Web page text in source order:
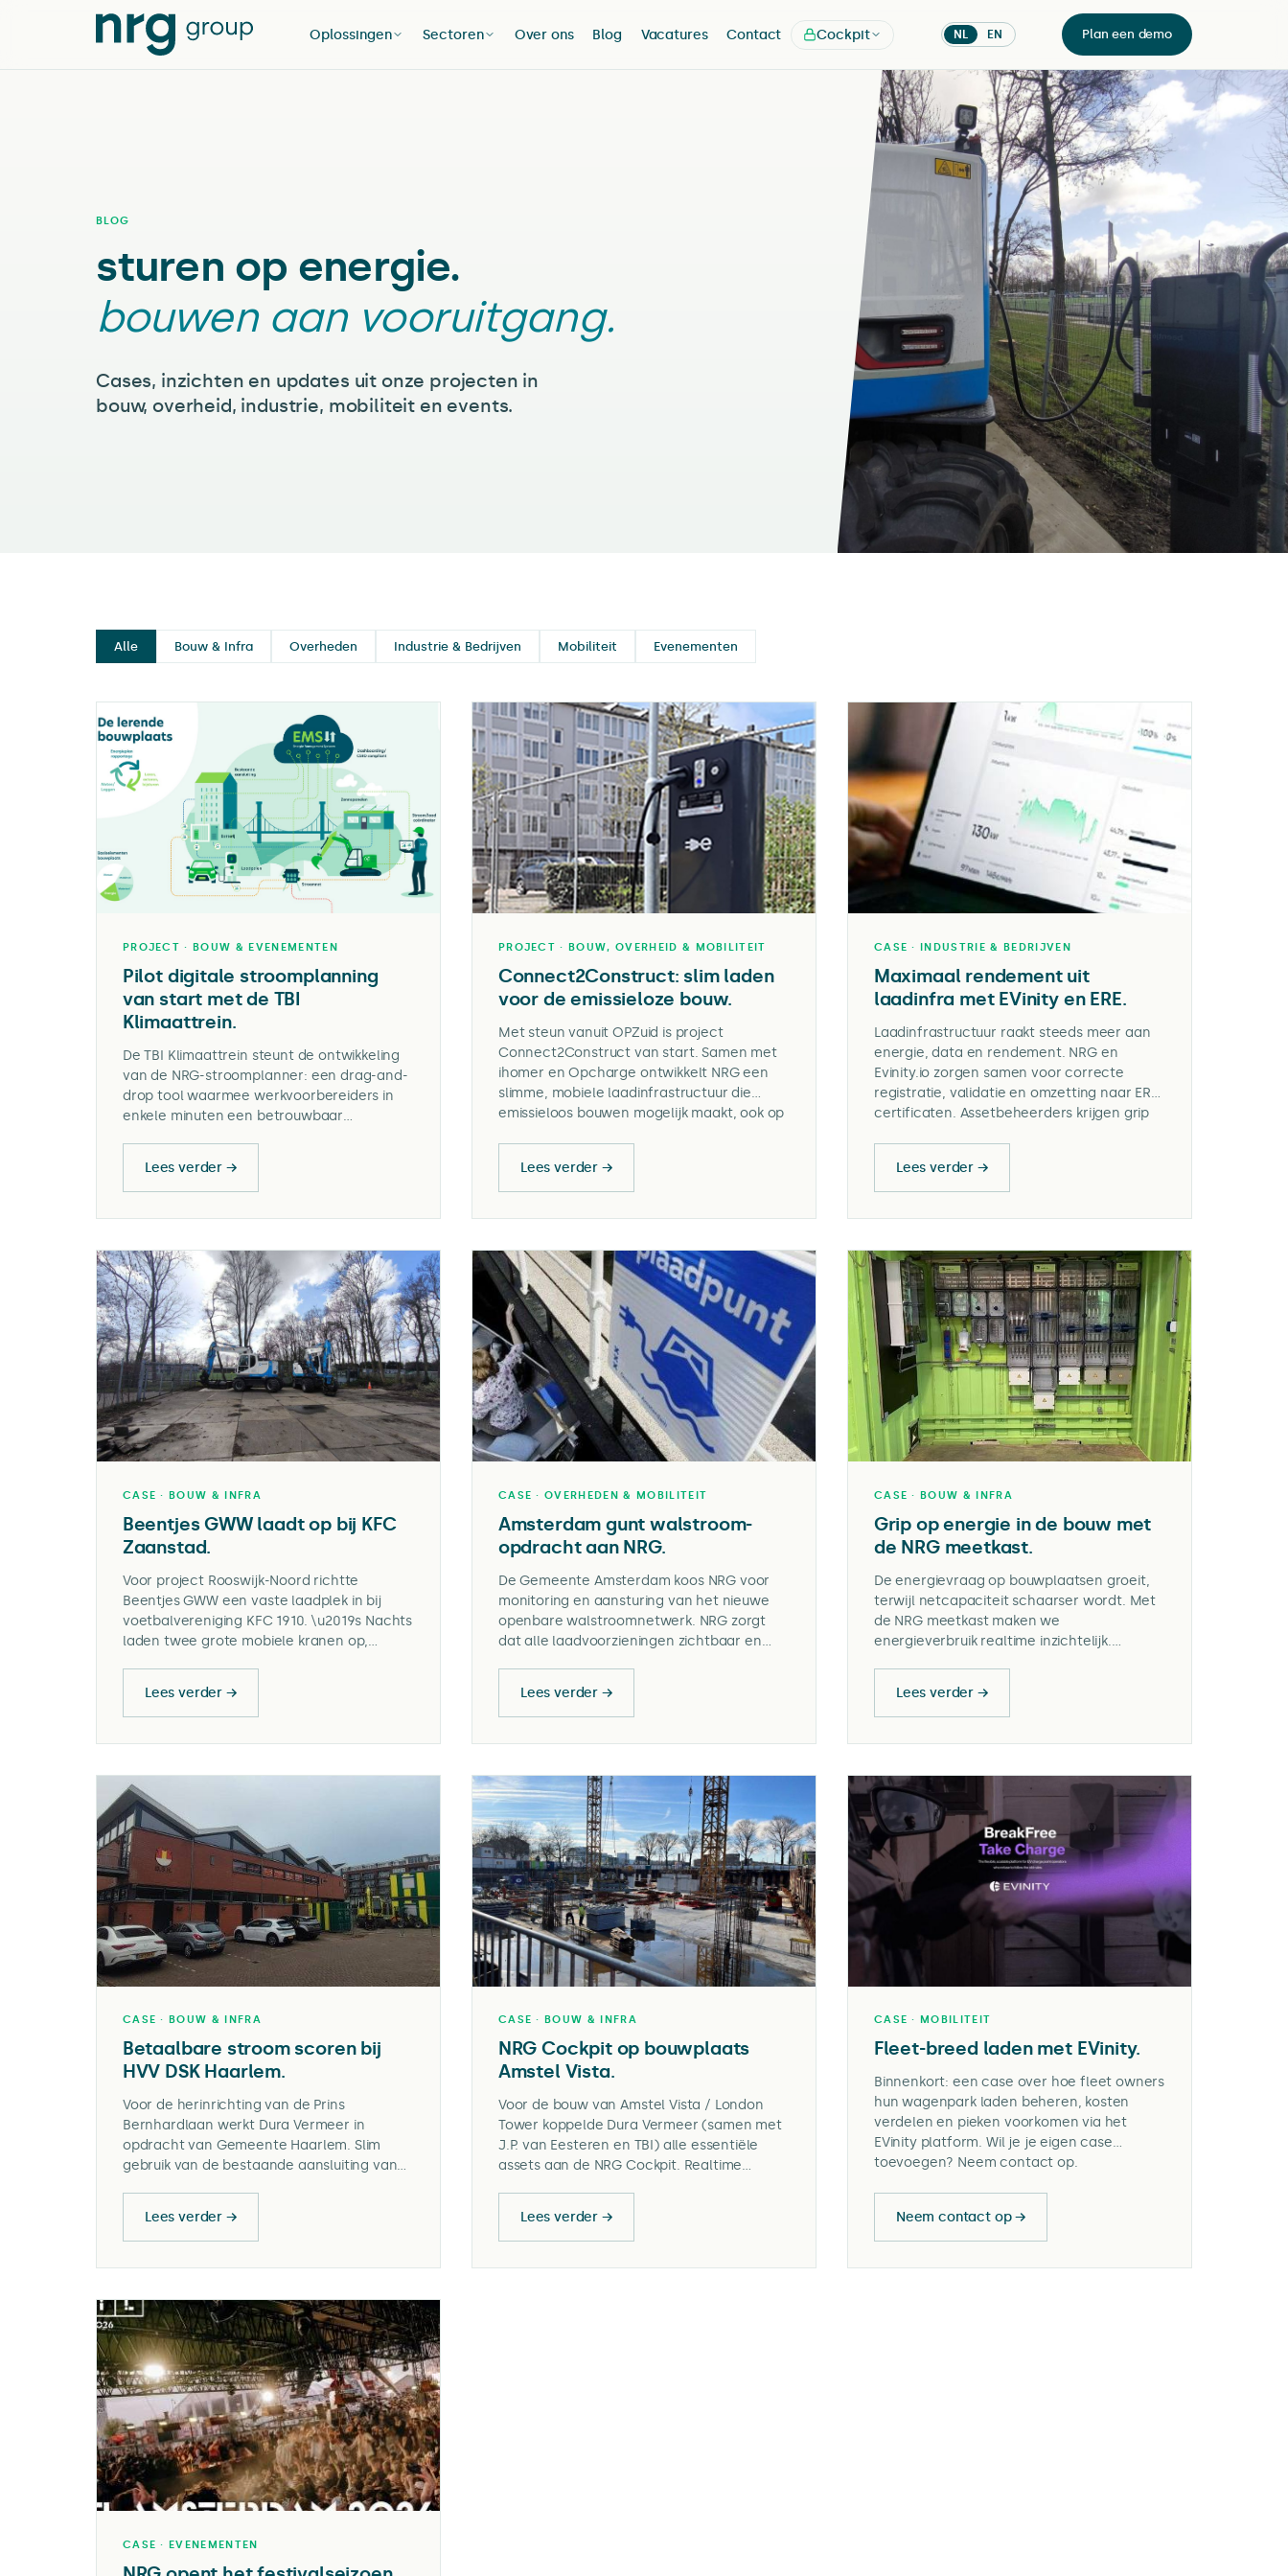
Oplossingen Sectoren Over ons Blog Vacatures Contact Cockpit NL EN Plan een demo
BLOG
sturen op energie.
bouwen aan vooruitgang.
Cases, inzichten en updates uit onze projecten in
bouw, overheid, industrie, mobiliteit en events.
Alle Bouw & Infra Overheden Industrie & Bedrijven Mobiliteit Evenementen
PROJECT · BOUW & EVENEMENTEN
Pilot digitale stroomplanning
van start met de TBI
Klimaattrein.
De TBI Klimaattrein steunt de ontwikkeling
van de NRG-stroomplanner: een drag-and-
drop tool waarmee werkvoorbereiders in
enkele minuten een betrouwbaar
bidirectioneel laden en voorkomt
overdimensionering. In augustus 2026 wordt
de tool gevalideerd op festival Into The
meetdata uit een dynamisch
energiesysteem.
Lees verder →
PROJECT · BOUW, OVERHEID & MOBILITEIT
Connect2Construct: slim laden
voor de emissieloze bouw.
Met steun vanuit OPZuid is project
Connect2Construct van start. Samen met
ihomer en Opcharge ontwikkelt NRG een
slimme, mobiele laadinfrastructuur die
emissieloos bouwen mogelijk maakt, ook op
living labs in Zuid-Nederland.
Lees verder →
CASE · INDUSTRIE & BEDRIJVEN
Maximaal rendement uit
laadinfra met EVinity en ERE.
Laadinfrastructuur raakt steeds meer aan
energie, data en rendement. NRG en
Evinity.io zorgen samen voor correcte
registratie, validatie en omzetting naar ERE-
certificaten. Assetbeheerders krijgen grip
Lees verder →
CASE · BOUW & INFRA
Beentjes GWW laadt op bij KFC
Zaanstad.
Voor project Rooswijk-Noord richtte
Beentjes GWW een vaste laadplek in bij
voetbalvereniging KFC 1910. \u2019s Nachts
laden twee grote mobiele kranen op,
en levert KFC financieel voordeel op.
Lees verder →
CASE · OVERHEDEN & MOBILITEIT
Amsterdam gunt walstroom-
opdracht aan NRG.
De Gemeente Amsterdam koos NRG voor
monitoring en aansturing van het nieuwe
openbare walstroomnetwerk. NRG zorgt
dat alle laadvoorzieningen zichtbaar en
Amsterdam app.
Lees verder →
CASE · BOUW & INFRA
Grip op energie in de bouw met
de NRG meetkast.
De energievraag op bouwplaatsen groeit,
terwijl netcapaciteit schaarser wordt. Met
de NRG meetkast maken we
energieverbruik realtime inzichtelijk.
van zero-emissie materieel.
Lees verder →
CASE · BOUW & INFRA
Betaalbare stroom scoren bij
HVV DSK Haarlem.
Voor de herinrichting van de Prins
Bernhardlaan werkt Dura Vermeer in
opdracht van Gemeente Haarlem. Slim
gebruik van de bestaande aansluiting van
vergoeding voor de clubkas en emissieloos
materieel op de bouwplaats.
Lees verder →
CASE · BOUW & INFRA
NRG Cockpit op bouwplaats
Amstel Vista.
Voor de bouw van Amstel Vista / London
Tower koppelde Dura Vermeer (samen met
J.P. van Eesteren en TBI) alle essentiële
assets aan de NRG Cockpit. Realtime
overschrijdingen.
Lees verder →
CASE · MOBILITEIT
Fleet-breed laden met EVinity.
Binnenkort: een case over hoe fleet owners
hun wagenpark laden beheren, kosten
verdelen en pieken voorkomen via het
EVinity platform. Wil je je eigen case
toevoegen? Neem contact op.
Neem contact op →
CASE · EVENEMENTEN